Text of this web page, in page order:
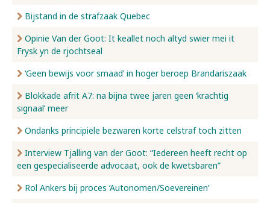
Bijstand in de strafzaak Quebec
Opinie Van der Goot: It keallet noch altyd swier mei it
Frysk yn de rjochtseal
‘Geen bewijs voor smaad’ in hoger beroep Brandariszaak
Blokkade afrit A7: na bijna twee jaren geen ‘krachtig
signaal’ meer
Ondanks principiële bezwaren korte celstraf toch zitten
Interview Tjalling van der Goot: “Iedereen heeft recht op
een gespecialiseerde advocaat, ook de kwetsbaren”
Rol Ankers bij proces ‘Autonomen/Soevereinen’